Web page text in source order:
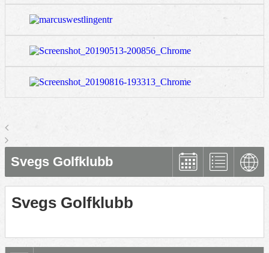
Svegs Golfklubb
Svegs Golfklubb